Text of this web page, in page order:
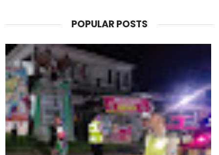
POPULAR POSTS